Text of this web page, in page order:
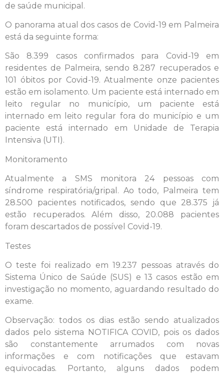
de saúde municipal.
O panorama atual dos casos de Covid-19 em Palmeira
está da seguinte forma:
São 8.399 casos confirmados para Covid-19 em
residentes de Palmeira, sendo 8.287 recuperados e
101 óbitos por Covid-19. Atualmente onze pacientes
estão em isolamento. Um paciente está internado em
leito regular no município, um paciente está
internado em leito regular fora do município e um
paciente está internado em Unidade de Terapia
Intensiva (UTI).
Monitoramento
Atualmente a SMS monitora 24 pessoas com
síndrome respiratória/gripal. Ao todo, Palmeira tem
28.500 pacientes notificados, sendo que 28.375 já
estão recuperados. Além disso, 20.088 pacientes
foram descartados de possível Covid-19.
Testes
O teste foi realizado em 19.237 pessoas através do
Sistema Único de Saúde (SUS) e 13 casos estão em
investigação no momento, aguardando resultado do
exame.
Observação: todos os dias estão sendo atualizados
dados pelo sistema NOTIFICA COVID, pois os dados
são constantemente arrumados com novas
informações e com notificações que estavam
equivocadas. Portanto, alguns dados podem